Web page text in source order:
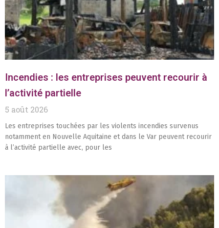
Incendies : les entreprises peuvent recourir à
l’activité partielle
5 août 2026
Les entreprises touchées par les violents incendies survenus
notamment en Nouvelle Aquitaine et dans le Var peuvent recourir
à l’activité partielle avec, pour les